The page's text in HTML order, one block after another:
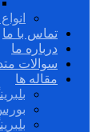
تماس با ما
درباره ما
سوالات
مقاله ها